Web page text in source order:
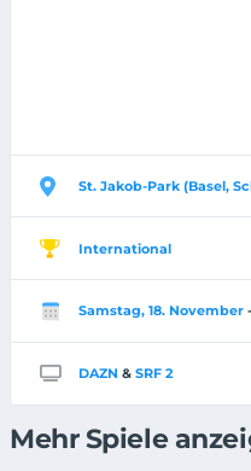
St. Jakob-Park (Basel,
International
Samstag, 18. November
DAZN & SRF 2
Mehr Spiele